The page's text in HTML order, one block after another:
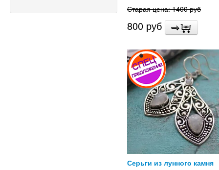
Старая цена: 1400 руб
800 руб
Серьги из лунного камня